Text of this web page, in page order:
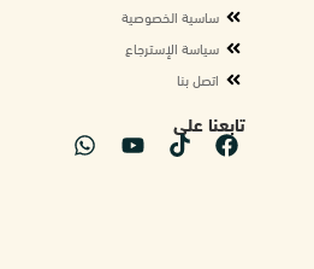
ساسية الخصوصية
سياسة الإسترجاع
اتصل بنا
تابعنا على